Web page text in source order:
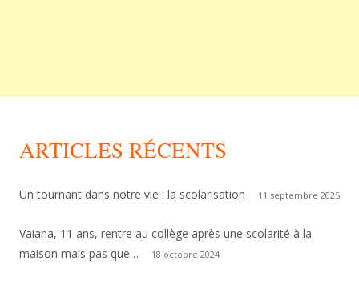
ARTICLES RÉCENTS
Un tournant dans notre vie : la scolarisation 11 septembre 2025
Vaiana, 11 ans, rentre au collège après une scolarité à la
maison mais pas que…
18 octobre 2024